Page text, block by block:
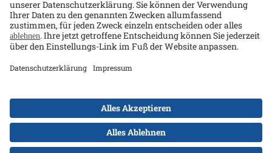
Ansprechpartner
Kontakt
Alle Preise exkl. gesetzl. Mehrwertsteuer zzgl.
Versandkostenund ggf. Nachnahmegebühren, wenn